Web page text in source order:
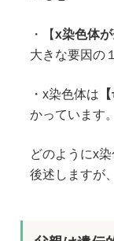
・【x染色体が
大きな要因の
・x染色体は 【
かっています。
どのようにx
後述しますが